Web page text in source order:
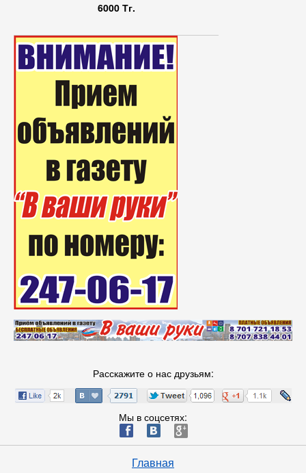
6000 Тг.
Расскажите о нас друзьям:
Мы в соцсетях:
ä æ è
Главная